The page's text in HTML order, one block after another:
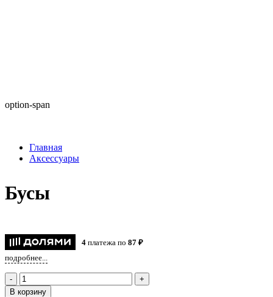
option-span
Главная
Аксессуары
Бусы
4 платежа по 87 ₽
подробнее...
-
+
В корзину